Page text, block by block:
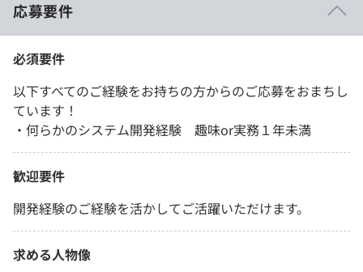
応募要件
必須要件
以下すべてのご経験をお持ちの方からのご応募をおまちし
ています！
・何らかのシステム開発経験 趣味or実務１年未満
歓迎要件
開発経験のご経験を活かしてご活躍いただけます。
求める人物像